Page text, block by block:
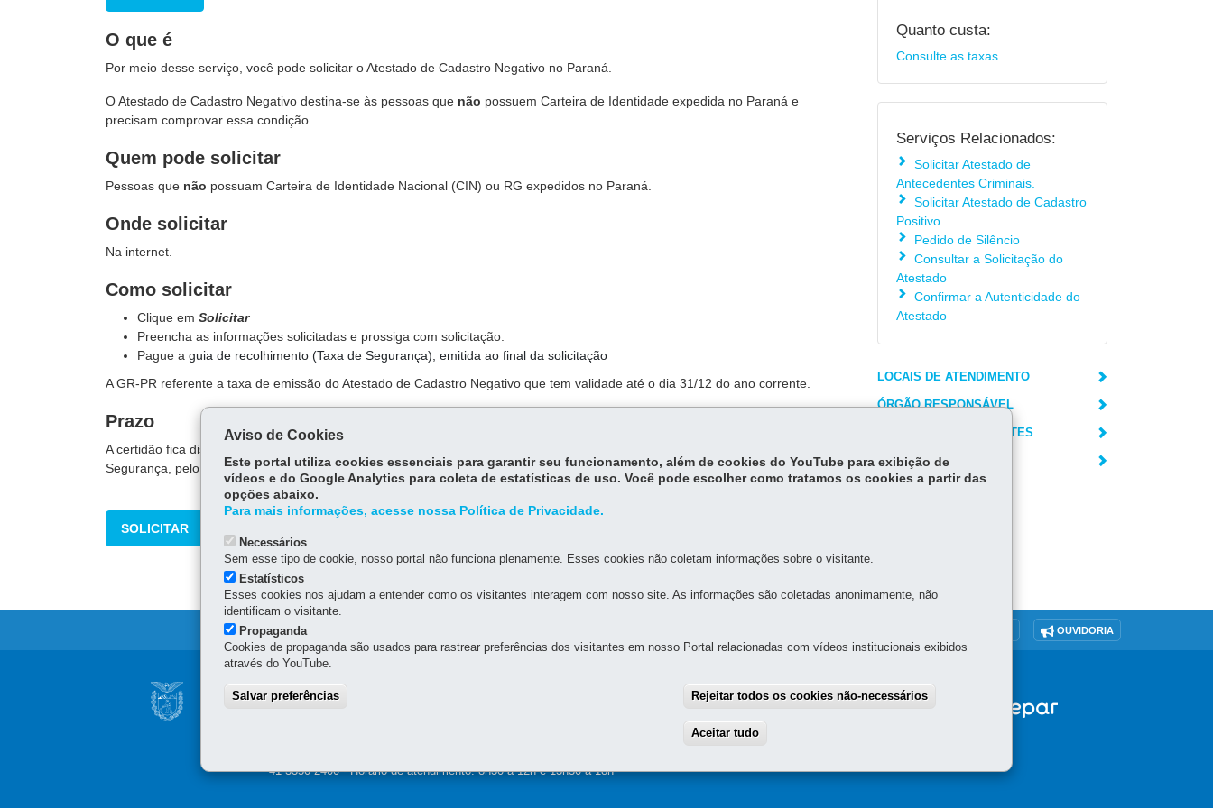
O que é
Por meio desse serviço, você pode solicitar o Atestado de Cadastro Negativo no Paraná.
O Atestado de Cadastro Negativo destina-se às pessoas que não possuem Carteira de Identidade expedida no Paraná e
precisam comprovar essa condição.
Quem pode solicitar
Pessoas que não possuam Carteira de Identidade Nacional (CIN) ou RG expedidos no Paraná.
Onde solicitar
Na internet.
Como solicitar
Clique em Solicitar
Preencha as informações solicitadas e prossiga com solicitação.
Pague a guia de recolhimento (Taxa de Segurança), emitida ao final da solicitação
A GR-PR referente a taxa de emissão do Atestado de Cadastro Negativo que tem validade até o dia 31/12 do ano corrente.
Prazo
A certidão fica disponível no
Segurança, pelo prazo de 30 dias.
SOLICITAR
Quanto custa:
Consulte as taxas
Serviços Relacionados:
Solicitar Atestado de
Antecedentes Criminais.
Solicitar Atestado de Cadastro
Positivo
Pedido de Silêncio
Consultar a Solicitação do
Atestado
Confirmar a Autenticidade do
Atestado
LOCAIS DE ATENDIMENTO
ÓRGÃO RESPONSÁVEL
PERGUNTAS FREQUENTES
DEIXE SUA OPINIÃO
OUVIDORIA
Navegação
principal
CONSELHO ESTADUAL DE GOVERNANÇA DIGITAL E SEGURANÇA DA
41 3350-2400 - Horário de atendimento: 8h30 a 12h e 13h30 a 18h
Aviso de Cookies
Este portal utiliza cookies essenciais para garantir seu funcionamento, além de cookies do YouTube para exibição de
vídeos e do Google Analytics para coleta de estatísticas de uso. Você pode escolher como tratamos os cookies a partir das
opções abaixo.
Para mais informações, acesse nossa Política de Privacidade.
Necessários
Sem esse tipo de cookie, nosso portal não funciona plenamente. Esses cookies não coletam informações sobre o visitante.
Estatísticos
Esses cookies nos ajudam a entender como os visitantes interagem com nosso site. As informações são coletadas anonimamente, não
identificam o visitante.
Propaganda
Cookies de propaganda são usados para rastrear preferências dos visitantes em nosso Portal relacionadas com vídeos institucionais exibidos
através do YouTube.
Salvar preferências Rejeitar todos os cookies não-necessários
Aceitar tudo